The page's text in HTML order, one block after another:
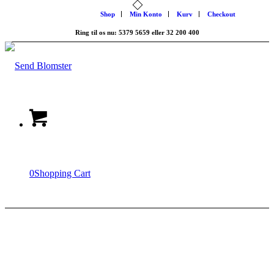
Shop Min Konto Kurv Checkout
Ring til os nu: 5379 5659 eller 32 200 400
0Shopping Cart